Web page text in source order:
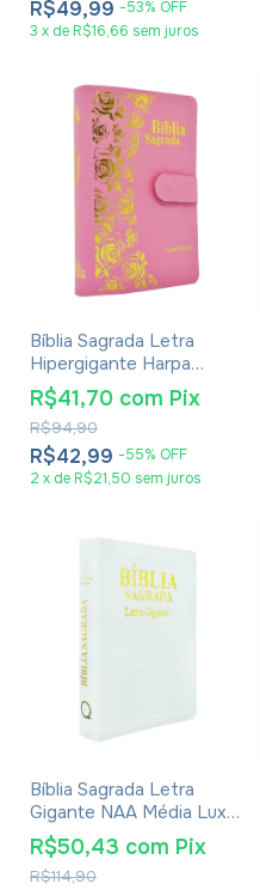
R$49,99 -53% OFF
3 x de R$16,66 sem juros
Bíblia Sagrada Letra
Hipergigante Harpa
Avivada E Corinhos -
Carteira Rosa Claro
R$42,99 -55% OFF
R$94,90
R$41,70 com Pix
2 x de R$21,50 sem juros
Bíblia Sagrada Letra
Gigante NAA Média Luxo
Com Índice
R$114,90
R$50,43 com Pix